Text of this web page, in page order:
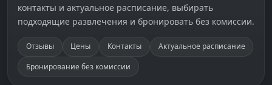
контакты и актуальное расписание, выбирать
подходящие развлечения и бронировать без комиссии.
Отзывы Цены Контакты
Актуальное расписание
Бронирование без комиссии